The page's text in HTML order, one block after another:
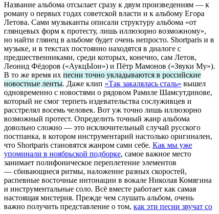
Название альбома отсылает сразу к двум произведениям — к
роману о первых годах советской власти и к альбому Егора
Летова. Сами музыканты описали структуру альбома «от
глянцевых форм к протесту, лишь иллюзорно возможному»,
но найти глянец в альбоме будет очень непросто. Shortparis и в
музыке, и в текстах постоянно находятся в диалоге с
предшественниками, среди которых, конечно, сам Летов,
Леонид Фёдоров («АукцЫон») и Пётр Мамонов («Звуки Му»).
В то же время их песни точно укладываются в российские
новостные ленты. Даже клип «Так закалялась сталь» вышел
одновременно с новостями о рядовом Рамиле Шамсутдинове,
который не смог терпеть издевательства сослуживцев и
расстрелял восемь человек. Вот уж точно лишь иллюзорно
возможный протест. Определить точный жанр альбома
довольно сложно — это исключительный случай русского
постпанка, в котором инструментарий настолько оригинален,
что Shortparis становятся жанром сами себе. Как мы уже
упоминали в ноябрьской подборке, самое важное место
занимает полифоническое переплетение элементов
— сбивающиеся ритмы, наложение разных скоростей,
распевные восточные интонации в вокале Николая Комягина
и инструментальные соло. Всё вместе работает как самая
настоящая мистерия. Прежде чем слушать альбом, очень
важно получить представление о том, как эти песни звучат со